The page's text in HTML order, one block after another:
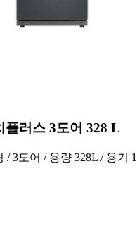
플러스 3도어 328 L
/ 3도어 / 용량 328L / 용기